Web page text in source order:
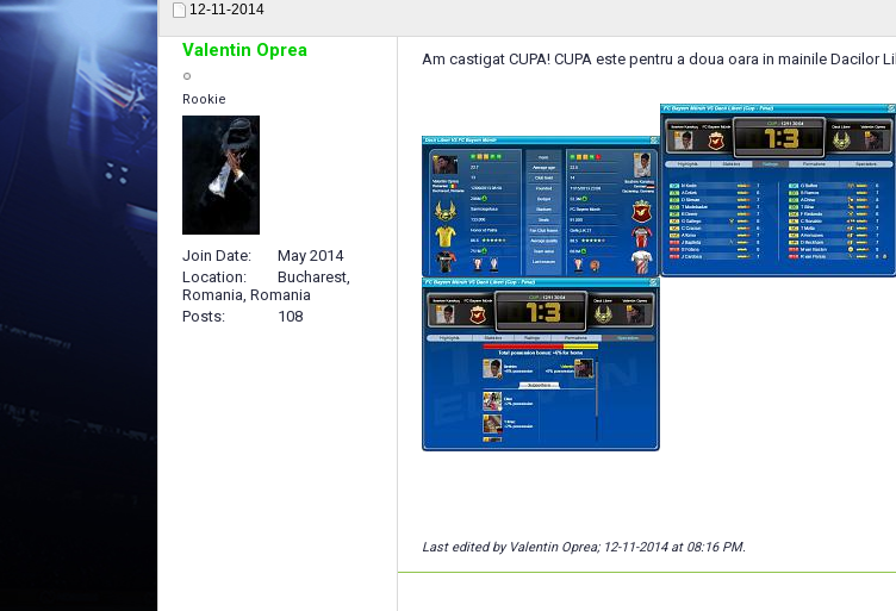
12-11-2014
Valentin Oprea
Rookie
Join Date
May 2014
Location
Bucharest,
Romania, Romania
Posts
108
Am castigat CUPA! CUPA este pentru a doua oara in mainile Dacilor
Last edited by Valentin Oprea; 12-11-2014 at 08:16 PM.